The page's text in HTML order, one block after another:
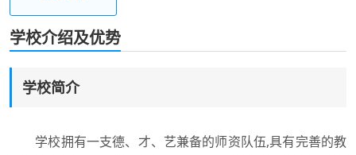
学校介绍及优势
学校简介
学校拥有一支德、才、艺兼备的师资队伍,具有完善的教